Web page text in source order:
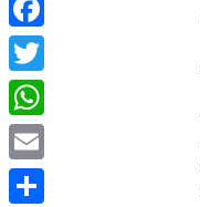
Facebook
Twitter
WhatsApp
Email